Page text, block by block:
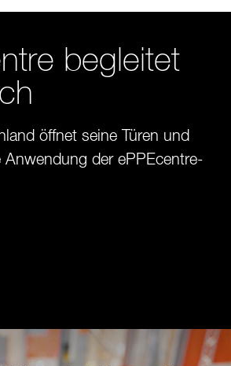
begleitet
öffnet seine Türen und
der ePPEcentre-